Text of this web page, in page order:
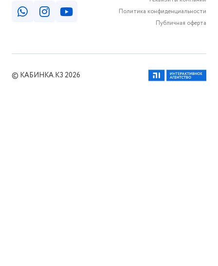
Политика конфиденциальности
Публичная оферта
© КАБИНКА.КЗ 2026